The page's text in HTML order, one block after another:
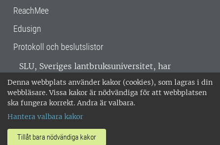
Denna webbplats använder kakor (cookies), som lagras i din
webbläsare. Vissa kakor är nödvändiga för att webbplatsen
ska fungera korrekt. Andra är valbara.
Hantera valbara kakor
Tillåt bara nödvändiga kakor
ReachMee
Edusign
Protokoll och beslutslistor
SLU, Sveriges lantbruksuniversitet, har
verksamhet över hela Sverige. Huvudorter är
Alnarp, Uppsala och Umeå.SLU är
miljöcertifierat enligt ISO 14001. •
018-67 10 00 • Org nr: 202100-2817 •
Om SLU:s webbplatser